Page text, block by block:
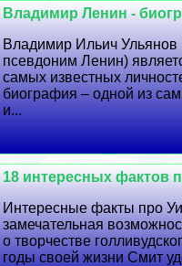
Владимир Ленин -
Владимир Ильич Ульянов
псевдоним Ленин)
самых известных
биография – одной из
и...
18 интересных фактов
Интересные факты про
замечательная
о творчестве
годы своей жизни Смит